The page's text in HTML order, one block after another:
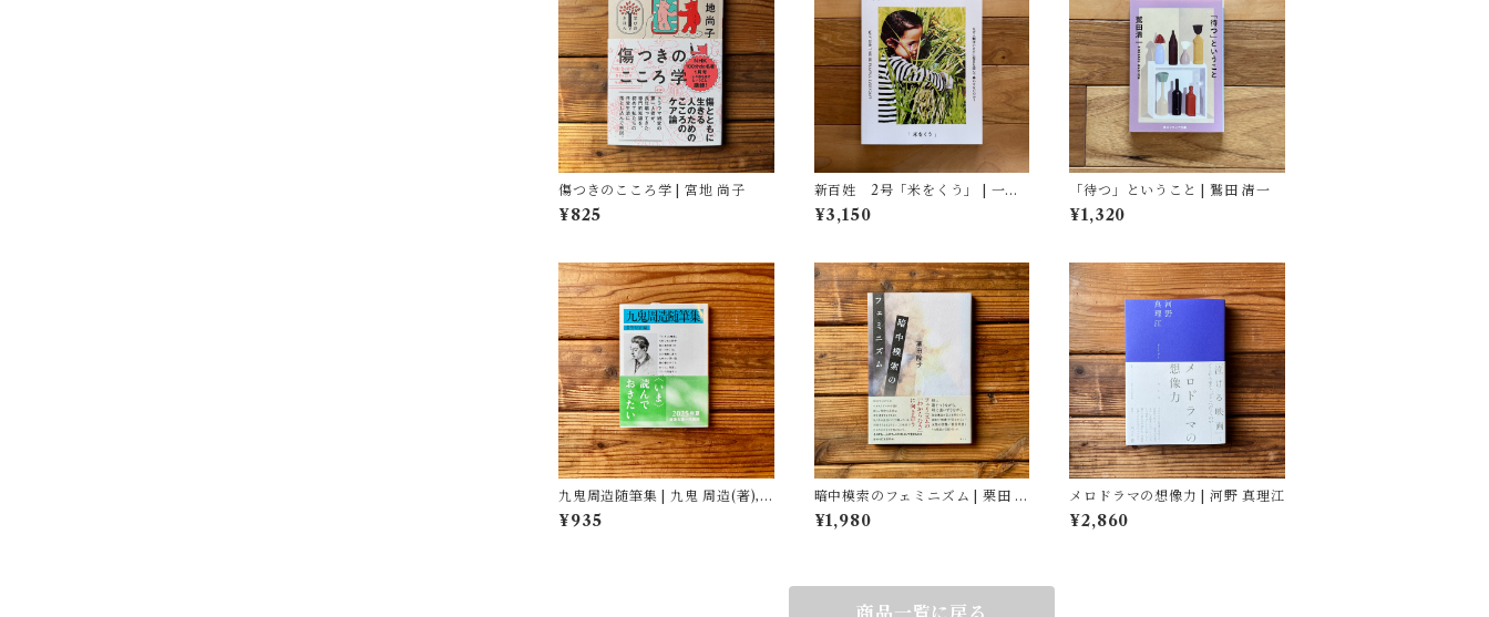
傷つきのこころ学 | 宮地 尚子
¥825
新百姓 2号「米をくう」 | 一般
社団法人新百姓(編集)
¥3,150
「待つ」ということ | 鷲田 清一
¥1,320
九鬼周造随筆集 | 九鬼 周造(著),
菅野 昭正(編)
¥935
暗中模索のフェミニズム | 栗田 隆
子
¥1,980
メロドラマの想像力 | 河野 真理江
¥2,860